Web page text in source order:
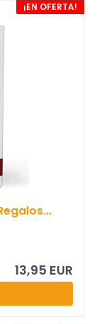
¡EN OFERTA!
13,95 EUR